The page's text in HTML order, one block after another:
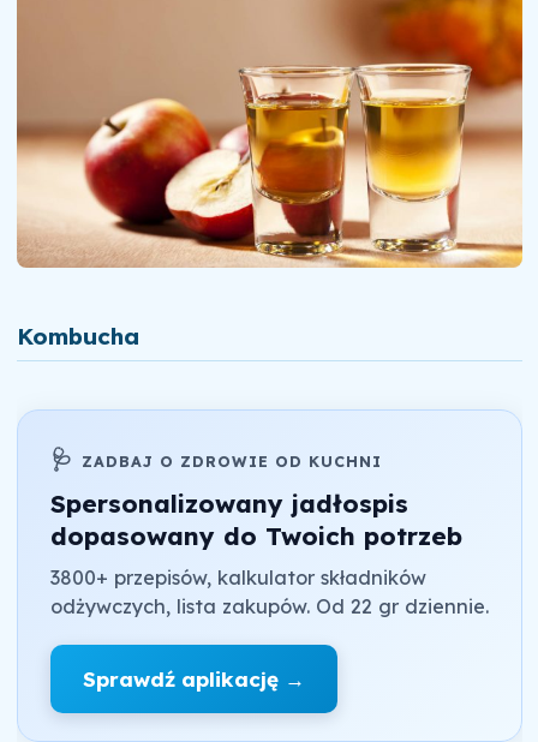
Kombucha
🩺 ZADBAJ O ZDROWIE OD KUCHNI
Spersonalizowany jadłospis
dopasowany do Twoich potrzeb
3800+ przepisów, kalkulator składników
odżywczych, lista zakupów. Od 22 gr dziennie.
Sprawdź aplikację →